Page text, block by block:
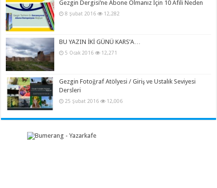
Gezgin Dergisi’ne Abone Olmanız İçin 10 Afili Neden
8 Şubat 2016 12,282
BU YAZIN İKİ GÜNÜ KARS’A…
5 Ocak 2016 12,271
Gezgin Fotoğraf Atölyesi / Giriş ve Ustalık Seviyesi
Dersleri
25 Şubat 2016 12,006